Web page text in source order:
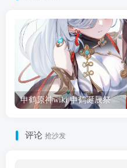
申鹤原神wiki 申鹤诞辰祭
评论 抢沙发